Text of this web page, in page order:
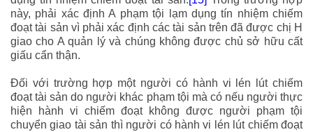
này, phải xác định A phạm tội lạm dụng tín nhiệm chiếm
đoạt tài sản vì phải xác định các tài sản trên đã được chị H
giao cho A quản lý và chúng không được chủ sở hữu cất
giấu cẩn thận.
Đối với trường hợp một người có hành vi lén lút chiếm
đoạt tài sản do người khác phạm tội mà có nếu người thực
hiện hành vi chiếm đoạt không được người phạm tội
chuyển giao tài sản thì người có hành vi lén lút chiếm đoạt